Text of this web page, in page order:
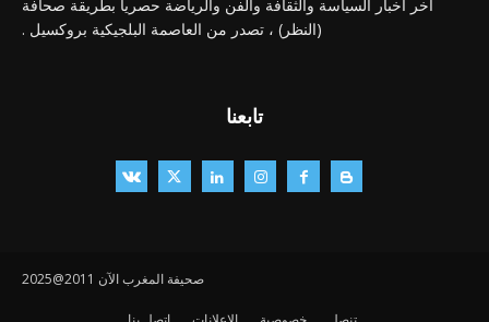
أخر أخبار السياسة والثقافة والفن والرياضة حصريا بطريقة صحافة
(النظر) ، تصدر من العاصمة البلجيكية بروكسيل .
تابعنا
صحيفة المغرب الآن 2011@2025